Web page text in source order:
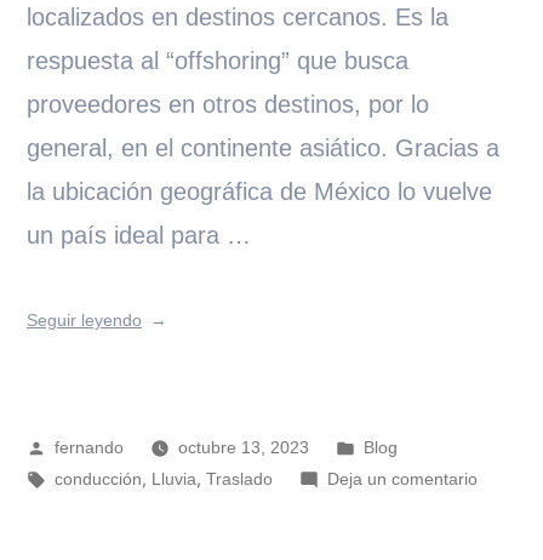
localizados en destinos cercanos. Es la
respuesta al “offshoring” que busca
proveedores en otros destinos, por lo
general, en el continente asiático. Gracias a
la ubicación geográfica de México lo vuelve
un país ideal para …
Seguir leyendo
fernando octubre 13, 2023
Blog
conducción, Lluvia,Traslado Deja un comentario